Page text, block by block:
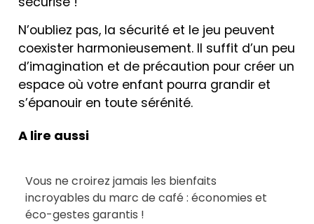
N’oubliez pas, la sécurité et le jeu peuvent
coexister harmonieusement. Il suffit d’un peu
d’imagination et de précaution pour créer un
espace où votre enfant pourra grandir et
s’épanouir en toute sérénité.
A lire aussi
Vous ne croirez jamais les bienfaits
incroyables du marc de café : économies et
éco-gestes garantis !